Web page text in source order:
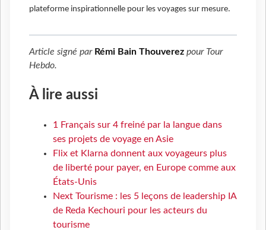
plateforme inspirationnelle pour les voyages sur mesure.
Article signé par Rémi Bain Thouverez pour Tour
Hebdo.
À lire aussi
1 Français sur 4 freiné par la langue dans
ses projets de voyage en Asie
Flix et Klarna donnent aux voyageurs plus
de liberté pour payer, en Europe comme aux
États-Unis
Next Tourisme : les 5 leçons de leadership IA
de Reda Kechouri pour les acteurs du
tourisme